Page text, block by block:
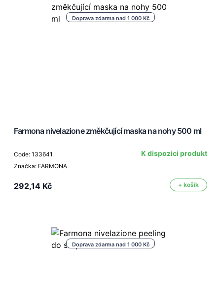
Doprava zdarma nad 1 000 Kč
Farmona nivelazione změkčující maska na nohy 500 ml
Code: 133641
Značka: FARMONA
K dispozici produkt
292,14 Kč + košík
Doprava zdarma nad 1 000 Kč